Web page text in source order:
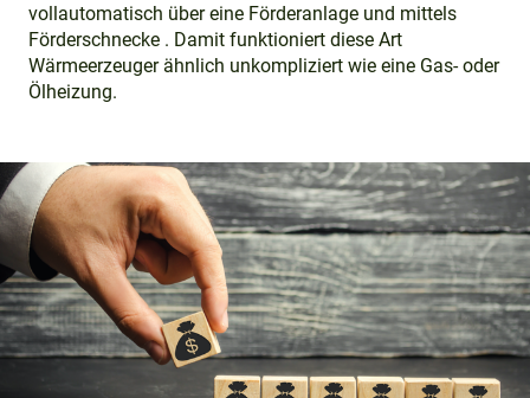
vollautomatisch über eine Förderanlage und mittels
Förderschnecke . Damit funktioniert diese Art
Wärmeerzeuger ähnlich unkompliziert wie eine Gas- oder
Ölheizung.